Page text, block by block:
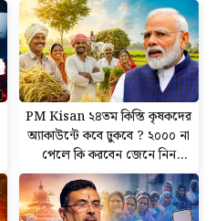
PM Kisan ২৪তম কিস্তি কৃষকদের
অ্যাকাউন্টে কবে ঢুকবে ? ২০০০ না
পেলে কি করবেন জেনে নিন
সঠিক নিয়ম